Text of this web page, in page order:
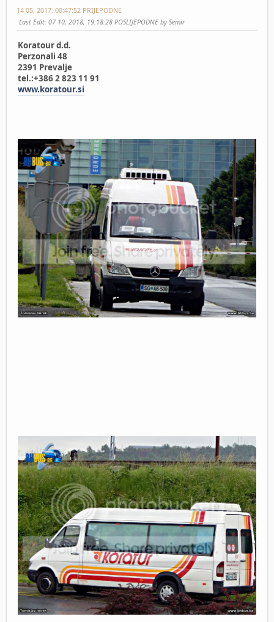
14 05, 2017, 00:47:52 PRIJEPODNE
Last Edit: 07 10, 2018, 19:18:28 POSLIJEPODNE by Semir
Koratour d.d.
Perzonali 48
2391 Prevalje
tel.:+386 2 823 11 91
www.koratour.si